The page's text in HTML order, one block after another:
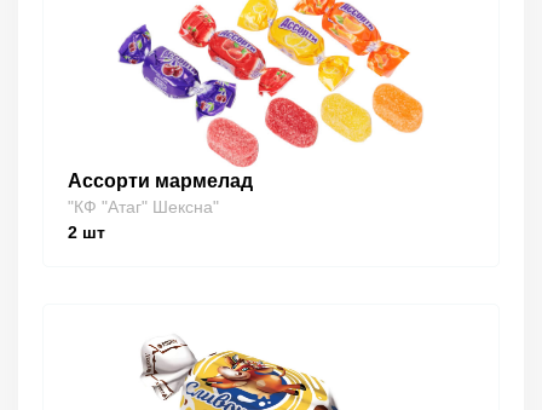
Ассорти мармелад
"КФ "Атаг" Шексна"
2 шт